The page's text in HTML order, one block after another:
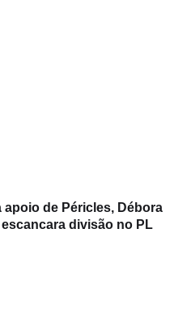
apoio de Péricles, Débora
escancara divisão no PL